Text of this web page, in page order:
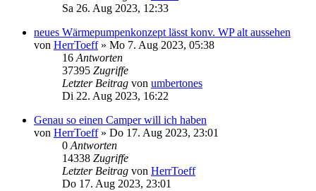
Sa 26. Aug 2023, 12:33
neues Wärmepumpenkonzept lässt konv. WP alt aussehen
von HerrToeff» Mo 7. Aug 2023, 05:38
16Antworten
37395 Zugriffe
Letzter Beitrag von umbertones
Di 22. Aug 2023, 16:22
Genau so einen Camper will ich haben
von HerrToeff» Do 17. Aug 2023, 23:01
0Antworten
14338 Zugriffe
Letzter Beitrag von HerrToeff
Do 17. Aug 2023, 23:01